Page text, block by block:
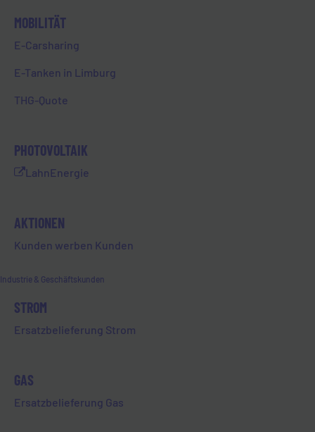
MOBILITÄT
E-Carsharing
E-Tanken in Limburg
THG-Quote
PHOTOVOLTAIK
LahnEnergie
AKTIONEN
Kunden werben Kunden
Industrie & Geschäftskunden
STROM
Ersatzbelieferung Strom
GAS
Ersatzbelieferung Gas
zu verwirklichen, für die keine finanziellen
Mittel vorhanden sind. Bedingung ist, dass es
Zuwendungsbescheinigung ausstellen kann.
gemeinnützige Organisationen aus der
Hinweis: Wir fördern keine Projekte mit
indirekt eine politische Partei oder eine
Institutionen und Projekte, die Gewalt
in anderer Weise unserem Ansehen schaden.